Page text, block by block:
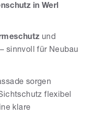
in Werl
und
sinnvoll für Neubau
sorgen
flexibel
klare